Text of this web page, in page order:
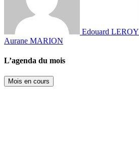
Edouard LEROY
Aurane MARION
L’agenda du mois
Mois en cours